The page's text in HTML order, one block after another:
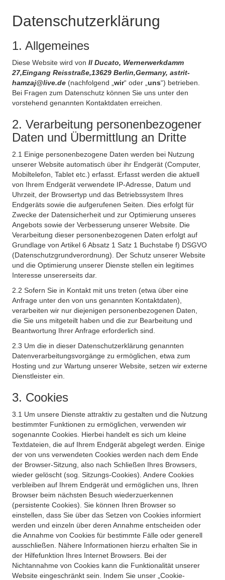
Datenschutzerklärung
1. Allgemeines
Diese Website wird von Il Ducato, Wernerwerkdamm
27,Eingang Reisstraße,13629 Berlin,Germany, astrit-
hamzaj@live.de (nachfolgend „ wir“ oder „ uns“) betrieben.
Bei Fragen zum Datenschutz können Sie uns unter den
vorstehend genannten Kontaktdaten erreichen.
2. Verarbeitung personenbezogener
Daten und Übermittlung an Dritte
2.1 Einige personenbezogene Daten werden bei Nutzung
unserer Website automatisch über ihr Endgerät (Computer,
Mobiltelefon, Tablet etc.) erfasst. Erfasst werden die aktuell
von Ihrem Endgerät verwendete IP-Adresse, Datum und
Uhrzeit, der Browsertyp und das Betriebssystem Ihres
Endgeräts sowie die aufgerufenen Seiten. Dies erfolgt für
Zwecke der Datensicherheit und zur Optimierung unseres
Angebots sowie der Verbesserung unserer Website. Die
Verarbeitung dieser personenbezogenen Daten erfolgt auf
Grundlage von Artikel 6 Absatz 1 Satz 1 Buchstabe f) DSGVO
(Datenschutzgrundverordnung). Der Schutz unserer Website
und die Optimierung unserer Dienste stellen ein legitimes
Interesse unsererseits dar.
2.2 Sofern Sie in Kontakt mit uns treten (etwa über eine
Anfrage unter den von uns genannten Kontaktdaten),
verarbeiten wir nur diejenigen personenbezogenen Daten,
die Sie uns mitgeteilt haben und die zur Bearbeitung und
Beantwortung Ihrer Anfrage erforderlich sind.
2.3 Um die in dieser Datenschutzerklärung genannten
Datenverarbeitungsvorgänge zu ermöglichen, etwa zum
Hosting und zur Wartung unserer Website, setzen wir externe
Dienstleister ein.
3. Cookies
3.1 Um unsere Dienste attraktiv zu gestalten und die Nutzung
bestimmter Funktionen zu ermöglichen, verwenden wir
sogenannte Cookies. Hierbei handelt es sich um kleine
Textdateien, die auf Ihrem Endgerät abgelegt werden. Einige
der von uns verwendeten Cookies werden nach dem Ende
der Browser-Sitzung, also nach Schließen Ihres Browsers,
wieder gelöscht (sog. Sitzungs-Cookies). Andere Cookies
verbleiben auf Ihrem Endgerät und ermöglichen uns, Ihren
Browser beim nächsten Besuch wiederzuerkennen
(persistente Cookies). Sie können Ihren Browser so
einstellen, dass Sie über das Setzen von Cookies informiert
werden und einzeln über deren Annahme entscheiden oder
die Annahme von Cookies für bestimmte Fälle oder generell
ausschließen. Nähere Informationen hierzu erhalten Sie in
der Hilfefunktion Ihres Internet Browsers. Bei der
Nichtannahme von Cookies kann die Funktionalität unserer
Website eingeschränkt sein. Indem Sie unser „Cookie-